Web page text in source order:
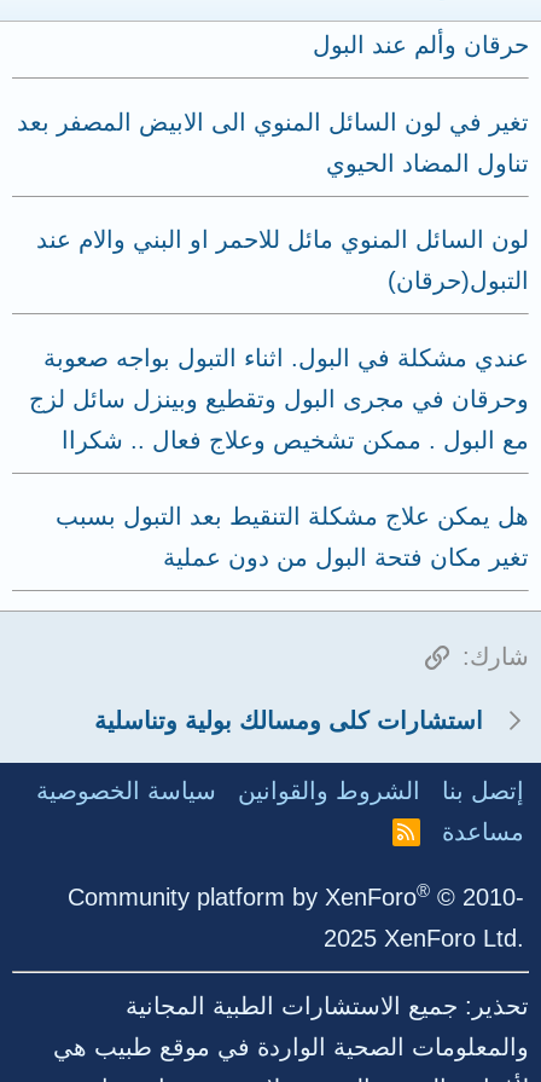
حرقان وألم عند البول
تغير في لون السائل المنوي الى الابيض المصفر بعد
تناول المضاد الحيوي
لون السائل المنوي مائل للاحمر او البني والام عند
التبول(حرقان)
عندي مشكلة في البول. اثناء التبول بواجه صعوبة
وحرقان في مجرى البول وتقطيع وبينزل سائل لزج
مع البول . ممكن تشخيص وعلاج فعال .. شكراا
هل يمكن علاج مشكلة التنقيط بعد التبول بسبب
تغير مكان فتحة البول من دون عملية
شارك: الرابط
استشارات كلى ومسالك بولية وتناسلية
إتصل بنا الشروط والقوانين
سياسة الخصوصية
مساعدة
R
Community platform by XenForo® © 2010-
2025 XenForo Ltd.
تحذير: جميع الاستشارات الطبية المجانية
والمعلومات الصحية الواردة في موقع طبيب هي